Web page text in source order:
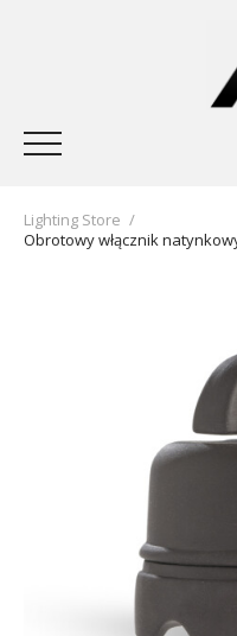
Lighting Store /
Obrotowy włącznik